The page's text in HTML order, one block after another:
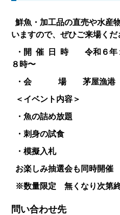
鮮魚・加工品の直売や水産
いますので、ぜひご来場くだ
・開 催 日 時 令和６年
８時〜
・会 場 茅屋漁港（北
＜イベント内容＞
・魚の詰め放
・刺身の試食
・模擬入札
お楽しみ抽選会も同時開催
※数量限定 無くなり次第
問い合わせ先